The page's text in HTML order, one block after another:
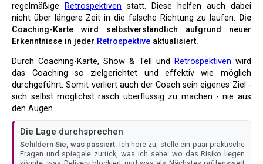
regelmäßige
Retrospektiven statt. Diese helfen auch dabei
nicht über längere Zeit in die falsche Richtung zu laufen. Die
Coaching-Karte wird selbstverständlich aufgrund neuer
Erkenntnisse in jeder Retrospektive aktualisiert.
Durch Coaching-Karte, Show & Tell und Retrospektiven wird
das Coaching so zielgerichtet und effektiv wie möglich
durchgeführt. Somit verliert auch der Coach sein eigenes Ziel -
sich selbst möglichst rasch überflüssig zu machen - nie aus
den Augen.
Die Lage durchsprechen
Schildern Sie, was passiert. Ich höre zu, stelle ein paar praktische
Fragen und spiegele zurück, was ich sehe: wo das Risiko liegen